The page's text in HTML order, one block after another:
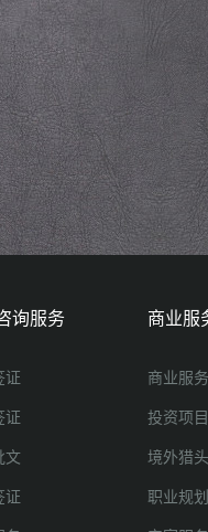
询服务
证
证
文
证
商业服
商业服务
投资项目
境外猎头
职业规划